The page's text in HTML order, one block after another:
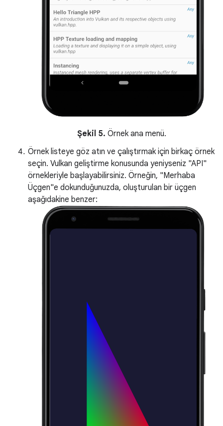
Şekil 5. Örnek ana menü.
Örnek listeye göz atın ve çalıştırmak için birkaç örnek
seçin. Vulkan geliştirme konusunda yeniyseniz "API"
örnekleriyle başlayabilirsiniz. Örneğin, "Merhaba
Üçgen"e dokunduğunuzda, oluşturulan bir üçgen
aşağıdakine benzer: